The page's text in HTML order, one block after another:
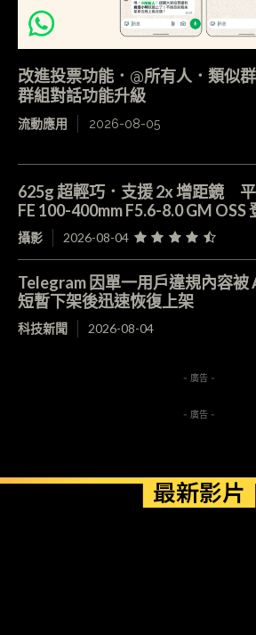
改進投票功能．@所有人．類
群組對話功能升級
流動應用 2026-08-05
625g 超輕巧．支援 2x 增距鏡
FE 100-400mm F5.6-8.0 GM OSS
攝影 2026-08-04
Telegram 因單一用戶違規內容被
短暫下架後迅速恢復上架
科技新聞 2026-08-04
- 廣告 -
- 廣告 -
最新影片